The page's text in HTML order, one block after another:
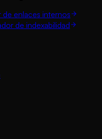
de enlaces internos
de indexabilidad